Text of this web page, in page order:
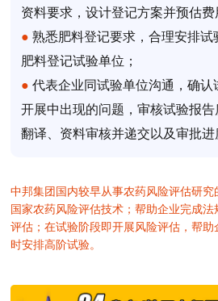
资料要求，设计登记方案并预估费
● 熟悉肥料登记要求，合理安排
肥料登记试验单位；
● 代表企业同试验单位沟通，确
开展中出现的问题，审核试验报
翻译、资料审核并递交以及审批进
中邦集团国内较早从事农药风险评估研
国家农药风险评估技术；帮助企业完成
评估；在试验阶段即开展风险评估，帮
时安排高阶试验。